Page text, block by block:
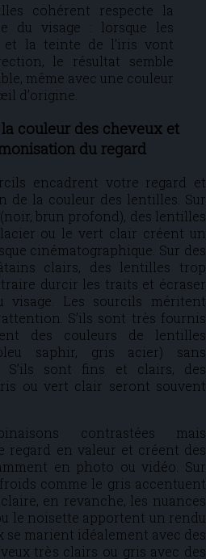
cohérent respecte la
du visage : lorsque les
et la teinte de l’iris vont
le résultat semble
même avec une couleur
d’origine.
couleur des cheveux et
du regard
encadrent votre regard et
de la couleur des lentilles. Sur
brun profond), des lentilles
ou le vert clair créent un
cinématographique. Sur des
clairs, des lentilles trop
durcir les traits et écraser
visage. Les sourcils méritent
S’ils sont très fournis
des couleurs de lentilles
saphir, gris acier) sans
S’ils sont fins et clairs, des
ou vert clair seront souvent
contrastées mais
regard en valeur et créent des
en photo ou vidéo. Sur
comme le gris accentuent
en revanche, les nuances
le noisette apportent un rendu
se marient idéalement avec des
très clairs ou gris avec des